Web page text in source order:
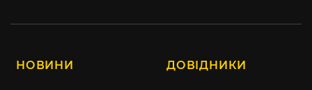
НОВИНИ ДОВІДНИКИ